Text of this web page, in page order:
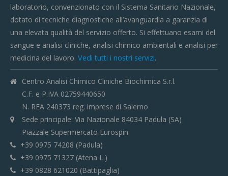
laboratorio, convenzionato con il Sistema Sanitario Nazionale,
dotato di tecniche diagnostiche all’avanguardia a garanzia di
una elevata qualità del servizio offerto. Si effettuano esami del
sangue e analisi cliniche, analisi chimico ambientali e analisi per
medicina del lavoro. Vedi tutti i nostri servizi.
Centro Analisi Chimico Cliniche Biochimica S.r.l.
C.F. e P.IVA 02759440650
N. REA 240373 reg. imprese di Salerno
Sede principale: Via Nazionale 84034 Padula (SA)
Piazzale Supermercato Eurospin
+39 0975 74208 (Padula)
+39 0975 71327 (Atena L.)
+39 0828 621020 (Battipaglia)